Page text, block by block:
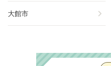
大館市 chevron_right